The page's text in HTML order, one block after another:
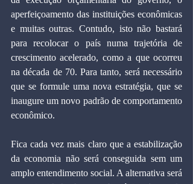
aperfeiçoamento das instituições econômicas
e muitas outras. Contudo, isto não bastará
para recolocar o país numa trajetória de
crescimento acelerado, como a que ocorreu
na década de 70. Para tanto, será necessário
que se formule uma nova estratégia, que se
inaugure um novo padrão de comportamento
econômico.
Fica cada vez mais claro que a estabilização
da economia não será conseguida sem um
amplo entendimento social. A alternativa será